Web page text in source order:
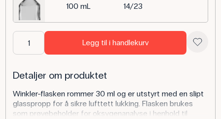
100 mL 14/23
Legg til i handlekurv
Detaljer om produktet
Winkler-flasken rommer 30 ml og er utstyrt med en slipt
glasspropp for å sikre lufttett lukking. Flasken brukes
som prøvebeholder for oksygenanalyse i henhold til